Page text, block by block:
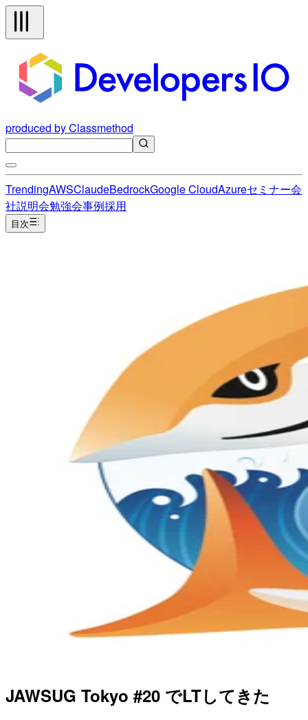
produced by Classmethod
TrendingAWSClaudeBedrockGoogle CloudAzureセミナー会
社説明会勉強会事例採用
目次
JAWSUG Tokyo #20 でLTしてきた